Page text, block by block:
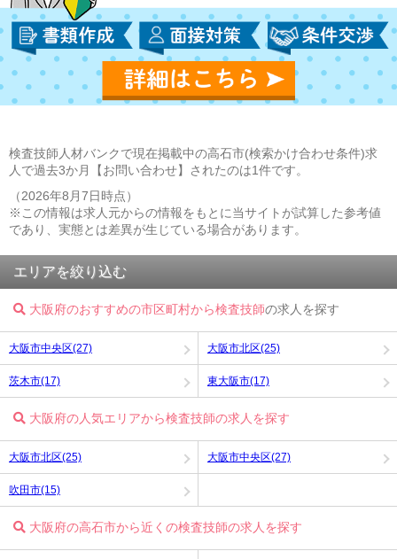
検査技師人材バンクで現在掲載中の高石市(検索かけ合わせ条件)求
人で過去3か月【お問い合わせ】されたのは1件です。
（2026年8月7日時点）
※この情報は求人元からの情報をもとに当サイトが試算した参考値
であり、実態とは差異が生じている場合があります。
エリアを絞り込む
大阪府のおすすめの市区町村から検査技師の求人を探す
大阪市中央区(27) 大阪市北区(25)
茨木市(17) 東大阪市(17)
大阪府の人気エリアから検査技師の求人を探す
大阪市北区(25) 大阪市中央区(27)
吹田市(15)
大阪府の高石市から近くの検査技師の求人を探す